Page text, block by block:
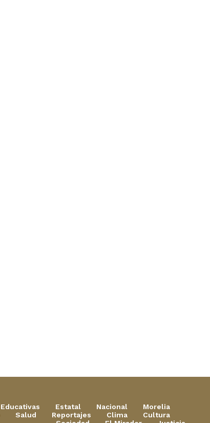
Educativas Estatal Nacional
Morelia
Salud Reportajes Clima
Cultura